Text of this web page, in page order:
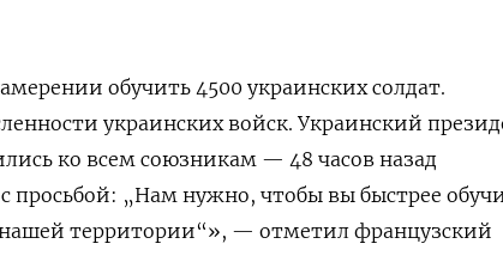
обучить 4500 украинских солдат.
украинских войск. Украинский
ко всем союзникам — 48 часов назад
„Нам нужно, чтобы вы быстрее
нашей территории“», — отметил французский